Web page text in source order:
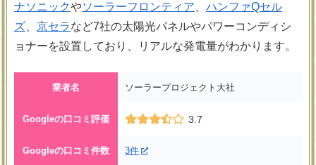
ナソニックやソーラーフロンティア
ハンファQセル
ズ
京セラなど7社の太陽光パネルやパワーコンディシ
ョナーを設置しており、リアルな発電量がわかります。
業者名 ソーラープロジェクト大社
Googleの口コミ評価 3.7
Googleの口コミ件数 3件